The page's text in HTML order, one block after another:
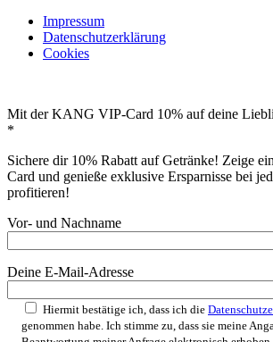
Impressum
Datenschutzerklärung
Cookies
Mit der KANG VIP-Card 10% auf deine
*
Sichere dir 10% Rabatt auf Getränke! Zeige
Card und genieße exklusive Ersparnisse bei
profitieren!
Vor- und Nachname
Deine E-Mail-Adresse
Hiermit bestätige ich, dass ich die
genommen habe. Ich stimme zu, dass sie meine